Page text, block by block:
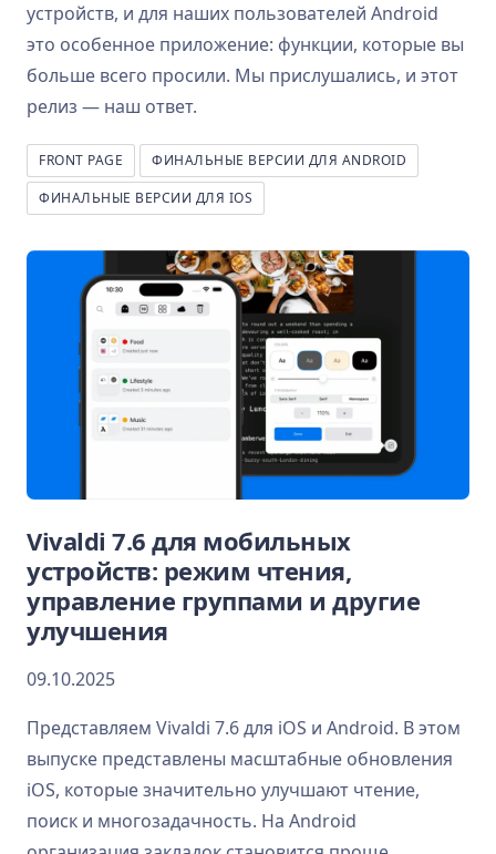
устройств, и для наших пользователей Android
это особенное приложение: функции, которые вы
больше всего просили. Мы прислушались, и этот
релиз — наш ответ.
FRONT PAGE
ФИНАЛЬНЫЕ ВЕРСИИ ДЛЯ ANDROID
ФИНАЛЬНЫЕ ВЕРСИИ ДЛЯ IOS
Vivaldi 7.6 для мобильных
устройств: режим чтения,
управление группами и другие
улучшения
09.10.2025
Представляем Vivaldi 7.6 для iOS и Android. В этом
выпуске представлены масштабные обновления
iOS, которые значительно улучшают чтение,
поиск и многозадачность. На Android